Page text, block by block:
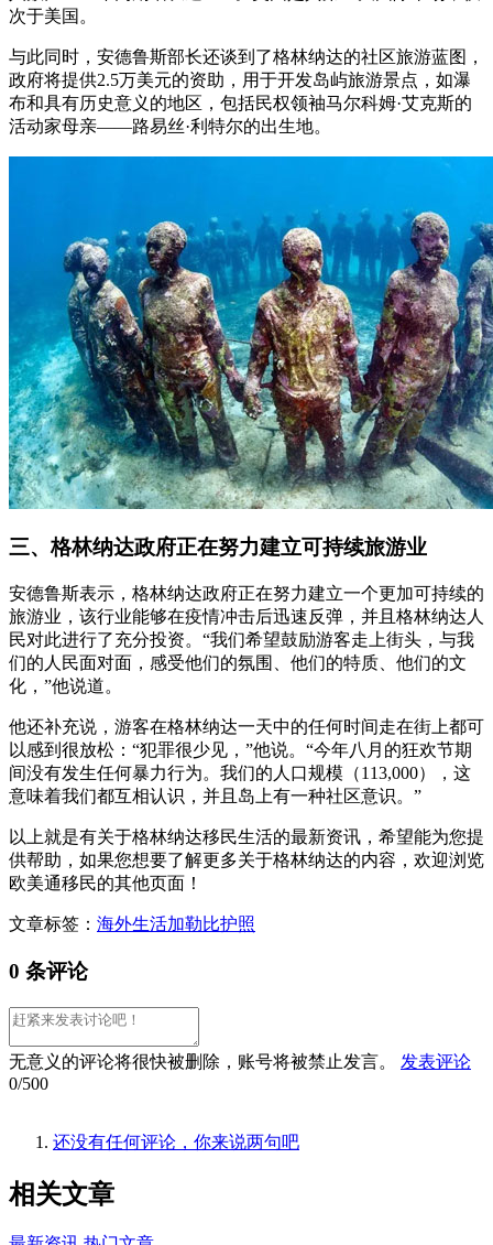
次于美国。
与此同时，安德鲁斯部长还谈到了格林纳达的社区旅游蓝图，
政府将提供2.5万美元的资助，用于开发岛屿旅游景点，如瀑
布和具有历史意义的地区，包括民权领袖马尔科姆·艾克斯的
活动家母亲——路易丝·利特尔的出生地。
三、格林纳达政府正在努力建立可持续旅游业
安德鲁斯表示，格林纳达政府正在努力建立一个更加可持续的
旅游业，该行业能够在疫情冲击后迅速反弹，并且格林纳达人
民对此进行了充分投资。“我们希望鼓励游客走上街头，与我
们的人民面对面，感受他们的氛围、他们的特质、他们的文
化，”他说道。
他还补充说，游客在格林纳达一天中的任何时间走在街上都可
以感到很放松：“犯罪很少见，”他说。“今年八月的狂欢节期
间没有发生任何暴力行为。我们的人口规模（113,000），这
意味着我们都互相认识，并且岛上有一种社区意识。”
以上就是有关于格林纳达移民生活的最新资讯，希望能为您提
供帮助，如果您想要了解更多关于格林纳达的内容，欢迎浏览
欧美通移民的其他页面！
文章标签： 海外生活加勒比护照
0 条评论
无意义的评论将很快被删除，账号将被禁止发言。
发表评论
0/500
还没有任何评论，你来说两句吧
相关文章